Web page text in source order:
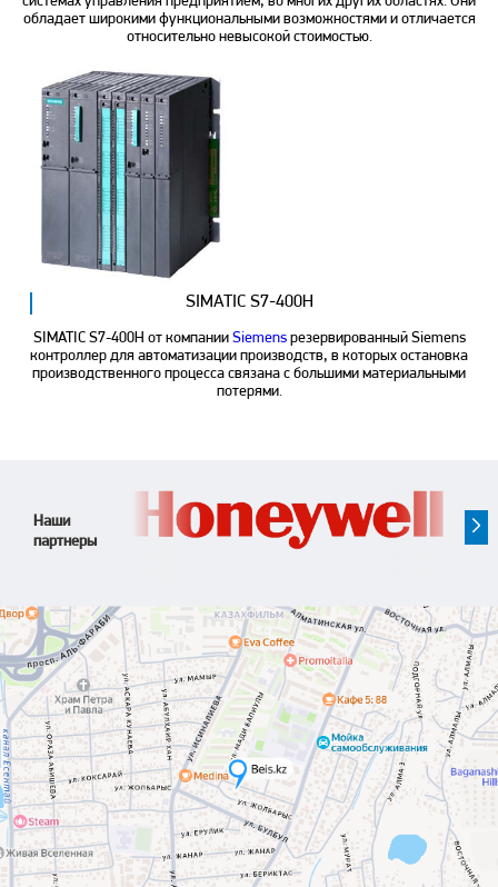
обладает широкими функциональными возможностями и отличается
относительно невысокой стоимостью.
SIMATIC S7-400H
SIMATIC S7-400H от компании Siemensрезервированный Siemens
контроллер для автоматизации производств, в которых остановка
производственного процесса связана с большими материальными
потерями.
Наши
партнеры